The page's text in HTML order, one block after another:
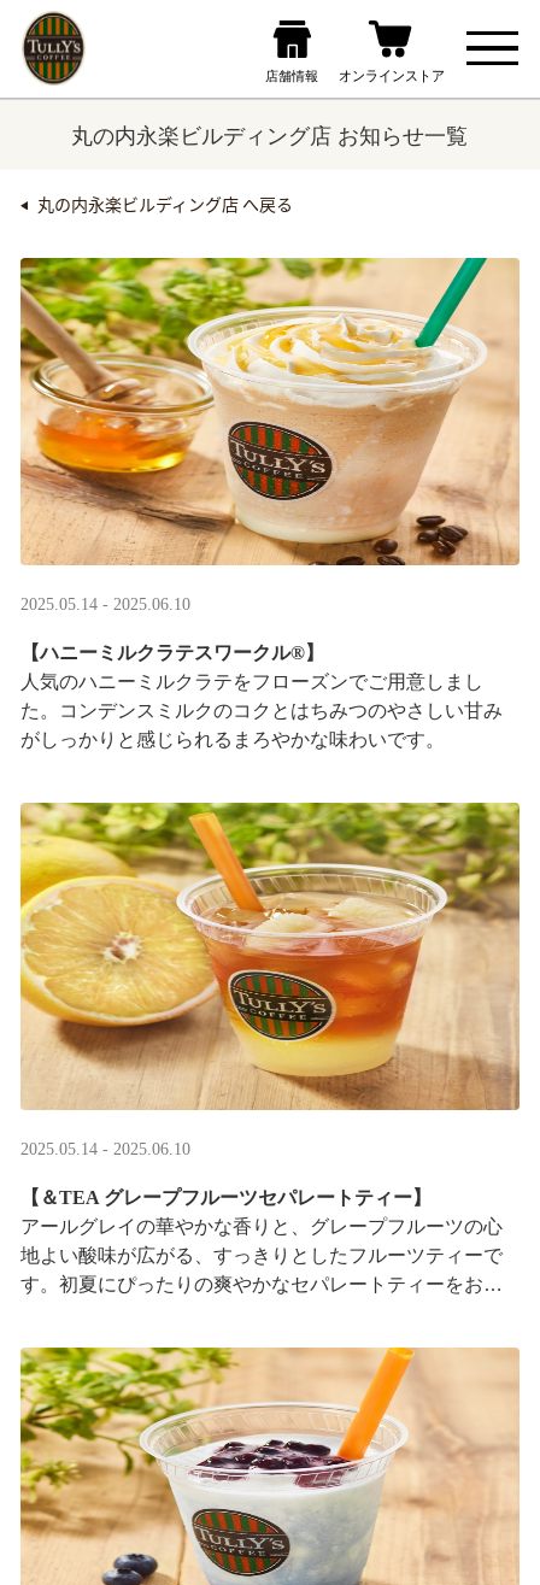
丸の内永楽ビルディング店 お知らせ一覧
丸の内永楽ビルディング店 へ戻る
2025.05.14 - 2025.06.10
【ハニーミルクラテスワークル®】
人気のハニーミルクラテをフローズンでご用意しまし
た。コンデンスミルクのコクとはちみつのやさしい甘み
がしっかりと感じられるまろやかな味わいです。
2025.05.14 - 2025.06.10
【＆TEA グレープフルーツセパレートティー】
アールグレイの華やかな香りと、グレープフルーツの心
地よい酸味が広がる、すっきりとしたフルーツティーで
す。初夏にぴったりの爽やかなセパレートティーをお楽